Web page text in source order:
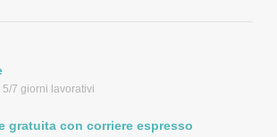
7 giorni lavorativi
gratuita con corriere espresso